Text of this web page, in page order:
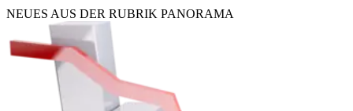
NEUES AUS DER RUBRIK PANORAMA